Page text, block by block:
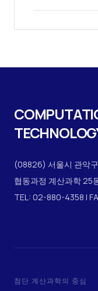
(08826) 서울시 관악
협동과정 계산과학 25
TEL: 02-880-4358 |
첨단 계산과학의 중심